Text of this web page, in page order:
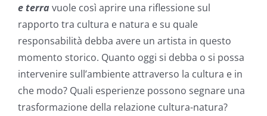
e terravuole così aprire una riflessione sul
rapporto tra cultura e natura e su quale
responsabilità debba avere un artista in questo
momento storico. Quanto oggi si debba o si possa
intervenire sull’ambiente attraverso la cultura e in
che modo? Quali esperienze possono segnare una
trasformazione della relazione cultura-natura?